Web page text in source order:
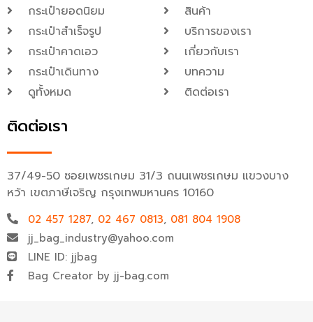
กระเป๋ายอดนิยม
กระเป๋าสำเร็จรูป
กระเป๋าคาดเอว
กระเป๋าเดินทาง
ดูทั้งหมด
สินค้า
บริการของเรา
เกี่ยวกับเรา
บทความ
ติดต่อเรา
ติดต่อเรา
37/49-50 ซอยเพชรเกษม 31/3 ถนนเพชรเกษม แขวงบาง
หว้า เขตภาษีเจริญ กรุงเทพมหานคร 10160
02 457 1287, 02 467 0813, 081 804 1908
jj_bag_industry@yahoo.com
LINE ID: jjbag
Bag Creator by jj-bag.com